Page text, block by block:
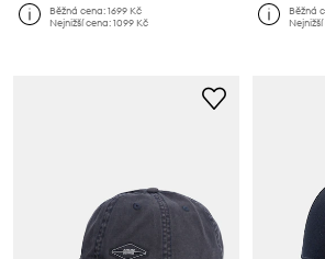
Běžná cena:1699 Kč
Nejnižší cena:1099 Kč
Běžná